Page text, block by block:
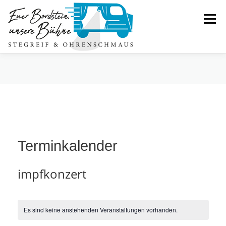
Inhalt
springen
Menü
Terminkalender
impfkonzert
Es sind keine anstehenden Veranstaltungen vorhanden.